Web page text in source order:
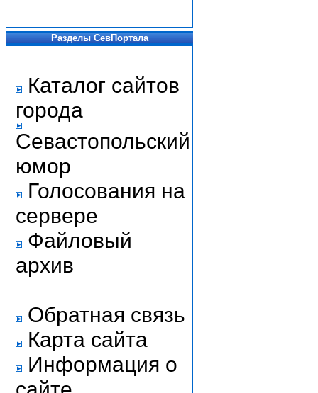
Разделы СевПортала
Каталог сайтов
города
Севастопольский
юмор
Голосования на
сервере
Файловый
архив
Обратная связь
Карта сайта
Информация о